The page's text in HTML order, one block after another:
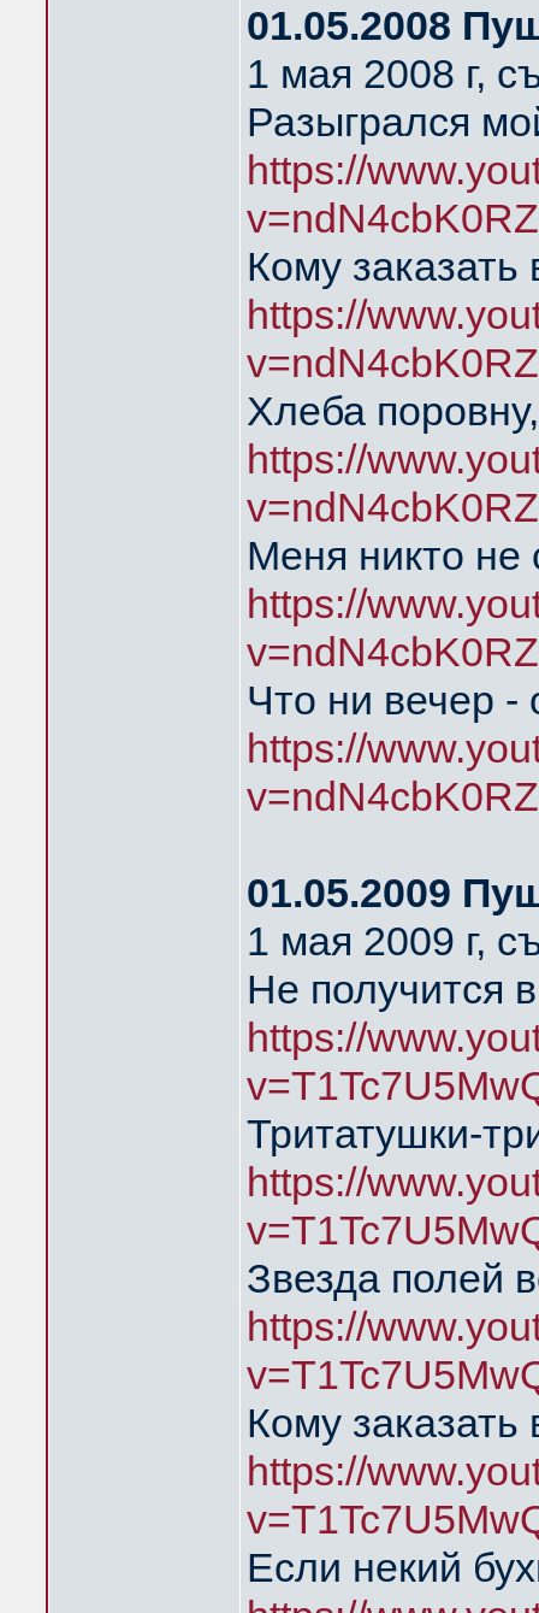
01.05.2008
1 мая 2008 г,
Разыгрался
https://
Кому заказать
https://
Хлеба
https://
Меня никто
https://
Что ни вечер -
https://
01.05.2009
1 мая 2009 г,
Не получится
https://
Тритатушки-
https://
Звезда полей
https://
Кому заказать
https://
Если некий